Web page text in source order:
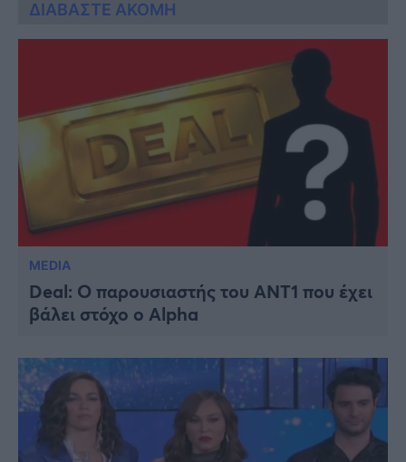
ΔΙΑΒΑΣΤΕ ΑΚΟΜΗ
MEDIA
Deal: Ο παρουσιαστής του ANT1 που έχει
βάλει στόχο ο Alpha